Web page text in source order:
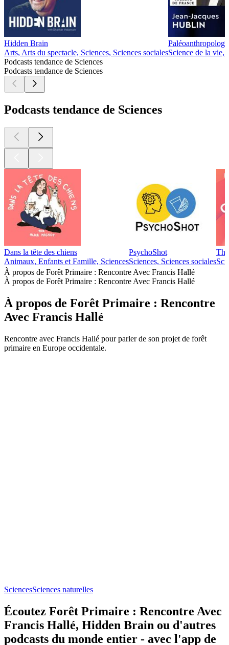
Hidden Brain
Arts, Arts du spectacle, Sciences, Sciences socialesScience de la vie,
Podcasts tendance de Sciences
Podcasts tendance de Sciences
Podcasts tendance de Sciences
Dans la tête des chiens
Animaux, Enfants et Famille, Sciences
PsychoShot
Sciences, Sciences sociales
À propos de Forêt Primaire : Rencontre Avec Francis Hallé
À propos de Forêt Primaire : Rencontre Avec Francis Hallé
À propos de Forêt Primaire : Rencontre
Avec Francis Hallé
Rencontre avec Francis Hallé pour parler de son projet de forêt
primaire en Europe occidentale.
SciencesSciences naturelles
Écoutez Forêt Primaire : Rencontre Avec
Francis Hallé, Hidden Brain ou d'autres
podcasts du monde entier - avec l'app de